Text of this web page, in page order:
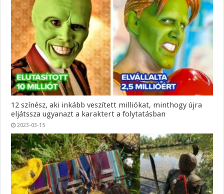
12 színész, aki inkább veszített milliókat, minthogy újra
eljátssza ugyanazt a karaktert a folytatásban
2023-03-15